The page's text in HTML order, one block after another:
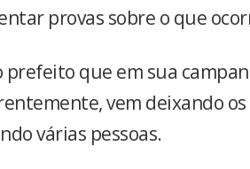
provas sobre o que
prefeito que em sua
vem deixando
várias pessoas.